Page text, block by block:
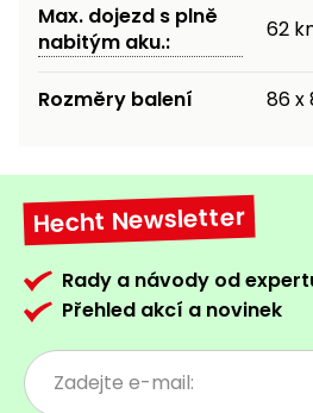
Max. dojezd s plně
nabitým aku.:
62
Rozměry balení 86 x
Hecht Newsletter
Rady a návody od
Přehled akcí a novinek